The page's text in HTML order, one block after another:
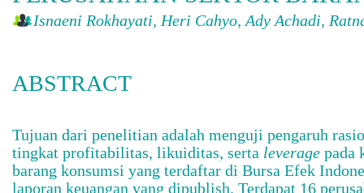
Isnaeni Rokhayati, Heri Cahyo, Ady Achadi,
ABSTRACT
Tujuan dari penelitian adalah menguji pengaruh
tingkat profitabilitas, likuiditas, serta leverage pada
barang konsumsi yang terdaftar di Bursa Efek
laporan keuangan yang dipublish. Terdapat 16